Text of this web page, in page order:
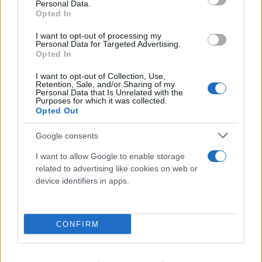
Personal Data.
Opted In
I want to opt-out of processing my
Personal Data for Targeted Advertising.
Opted In
I want to opt-out of Collection, Use,
Retention, Sale, and/or Sharing of my
Personal Data that Is Unrelated with the
Purposes for which it was collected.
Opted Out
Google consents
I want to allow Google to enable storage
related to advertising like cookies on web or
device identifiers in apps.
CONFIRM
πολύ πιο σκληρή αντιϊσραηλινή στάση, ιδιαίτερα
καθώς η επιδρομή των Ισραηλινών Δυνάμεων
Άμυνας στη Γάζα αναμένεται να ενταθεί τις
επόμενες ημέρες, με αναπόφευκτο ανθρωπιστικό
κόστος», δήλωσε ο Βολφάνγκο Πίκολι από την
Teneo.
«Ο Ερντογάν μπορεί ακόμα και να αποφασίσει να
εγκαταλείψει την προσέγγιση με το Ισραήλ, που
ξεκίνησε το 2022 ύστερα από πάνω από 10 χρόνια
επιδείνωση των σχέσεων μεταξύ της Τουρκίας και
του Ισραήλ πιθανόν επίσης να επηρεάσει τις